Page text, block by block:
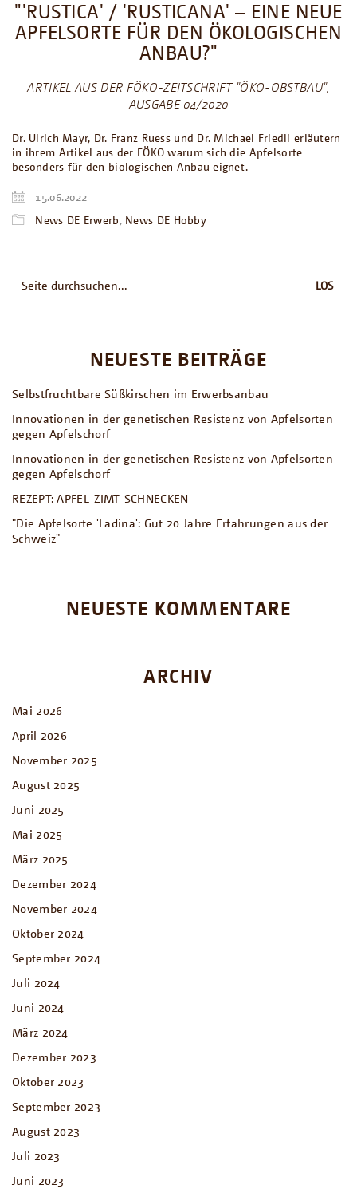
"'RUSTICA' / 'RUSTICANA' – EINE NEUE
APFELSORTE FÜR DEN ÖKOLOGISCHEN
ANBAU?"
ARTIKEL AUS DER FÖKO-ZEITSCHRIFT "ÖKO-OBSTBAU",
AUSGABE 04/2020
Dr. Ulrich Mayr, Dr. Franz Ruess und Dr. Michael Friedli erläutern
in ihrem Artikel aus der FÖKO warum sich die Apfelsorte
besonders für den biologischen Anbau eignet.
15.06.2022
News DE Erwerb, News DE Hobby
nach:
NEUESTE BEITRÄGE
Selbstfruchtbare Süßkirschen im Erwerbsanbau
Innovationen in der genetischen Resistenz von Apfelsorten
gegen Apfelschorf
Innovationen in der genetischen Resistenz von Apfelsorten
gegen Apfelschorf
REZEPT: APFEL-ZIMT-SCHNECKEN
"Die Apfelsorte 'Ladina': Gut 20 Jahre Erfahrungen aus der
Schweiz"
NEUESTE KOMMENTARE
ARCHIV
Mai 2026
April 2026
November 2025
August 2025
Juni 2025
Mai 2025
März 2025
Dezember 2024
November 2024
Oktober 2024
September 2024
Juli 2024
Juni 2024
März 2024
Dezember 2023
Oktober 2023
September 2023
August 2023
Juli 2023
Juni 2023